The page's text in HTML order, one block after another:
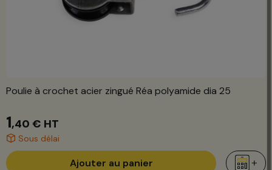
Poulie à crochet acier zingué Réa polyamide dia 25
1,40 € HT
Sous délai
Ajouter au panier